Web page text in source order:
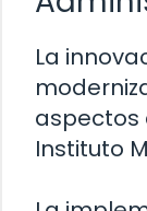
La
aspectos
Instituto